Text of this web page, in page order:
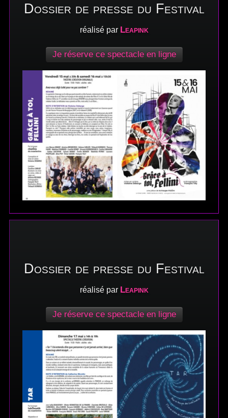
Dossier de presse du Festival
réalisé par Leapink
Je réserve ce spectacle en ligne
Dossier de presse du Festival
réalisé par Leapink
Je réserve ce spectacle en ligne